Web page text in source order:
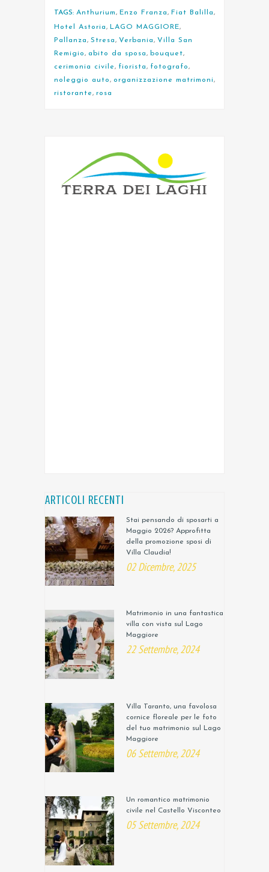
TAGS: Anthurium, Enzo Franza, Fiat Balilla,
Hotel Astoria, LAGO MAGGIORE,
Pallanza, Stresa, Verbania, Villa San
Remigio, abito da sposa, bouquet,
cerimonia civile, fiorista, fotografo,
noleggio auto, organizzazione matrimoni,
ristorante, rosa
ARTICOLI RECENTI
Stai pensando di sposarti a
Maggio 2026? Approfitta
della promozione sposi di
Villa Claudia!
02 Dicembre, 2025
Matrimonio in una fantastica
villa con vista sul Lago
Maggiore
22 Settembre, 2024
Villa Taranto, una favolosa
cornice floreale per le foto
del tuo matrimonio sul Lago
Maggiore
06 Settembre, 2024
Un romantico matrimonio
civile nel Castello Visconteo
05 Settembre, 2024